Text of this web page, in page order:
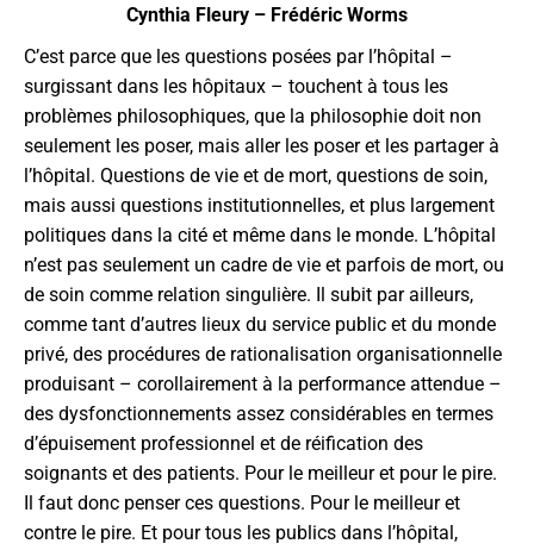
Cynthia Fleury – Frédéric Worms
C’est parce que les questions posées par l’hôpital –
surgissant dans les hôpitaux – touchent à tous les
problèmes philosophiques, que la philosophie doit non
seulement les poser, mais aller les poser et les partager à
l’hôpital. Questions de vie et de mort, questions de soin,
mais aussi questions institutionnelles, et plus largement
politiques dans la cité et même dans le monde. L’hôpital
n’est pas seulement un cadre de vie et parfois de mort, ou
de soin comme relation singulière. Il subit par ailleurs,
comme tant d’autres lieux du service public et du monde
privé, des procédures de rationalisation organisationnelle
produisant – corollairement à la performance attendue –
des dysfonctionnements assez considérables en termes
d’épuisement professionnel et de réification des
soignants et des patients. Pour le meilleur et pour le pire.
Il faut donc penser ces questions. Pour le meilleur et
contre le pire. Et pour tous les publics dans l’hôpital,